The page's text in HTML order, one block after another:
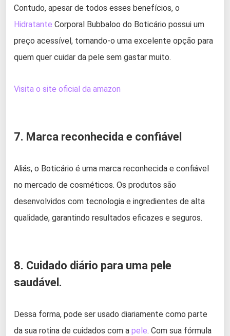
Contudo, apesar de todos esses benefícios, o
Hidratante Corporal Bubbaloo do Boticário possui um
preço acessível, tornando-o uma excelente opção para
quem quer cuidar da pele sem gastar muito.
Visita o site oficial da amazon
7. Marca reconhecida e confiável
Aliás, o Boticário é uma marca reconhecida e confiável
no mercado de cosméticos. Os produtos são
desenvolvidos com tecnologia e ingredientes de alta
qualidade, garantindo resultados eficazes e seguros.
8. Cuidado diário para uma pele
saudável.
Dessa forma, pode ser usado diariamente como parte
da sua rotina de cuidados com a pele. Com sua fórmula